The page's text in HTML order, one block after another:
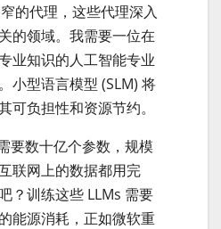
的代理，这些代理深入
的领域。我需要一位在
业知识的人工智能专业
小型语言模型 (SLM) 将
可负担性和资源节约。
要数十亿个参数，规模
联网上的数据都用完
？训练这些 LLMs 需要
能源消耗，正如微软重